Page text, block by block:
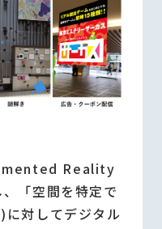
Reality
「空間を特定で
対してデジタル